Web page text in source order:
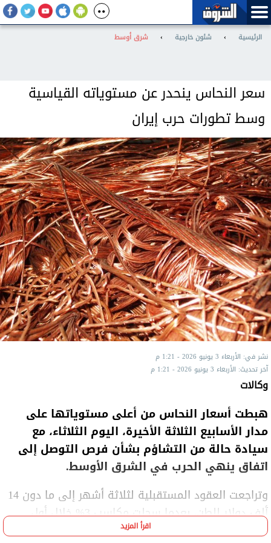
الرئيسية › شئون خارجية › شرق أوسط
سعر النحاس ينحدر عن مستوياته القياسية
وسط تطورات حرب إيران
نشر في: الأربعاء 3 يونيو 2026 - 1:21 م
آخر تحديث: الأربعاء 3 يونيو 2026 - 1:21 م
وكالات
هبطت أسعار النحاس من أعلى مستوياتها على
مدار الأسابيع الثلاثة الأخيرة، اليوم الثلاثاء، مع
سيادة حالة من التشاؤم بشأن فرص التوصل إلى
اتفاق ينهي الحرب في الشرق الأوسط.
وتراجعت العقود المستقبلية لثلاثة أشهر إلى ما دون 14
ألف دولار للطن، بعدما سجلت مكاسب 3% خلال أول
جلستين من تعاملات الأسبوع.
اقرأ المزيد